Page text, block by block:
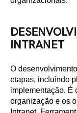
INTRANET
O
etapas, incluindo
implementação. É
organização e os